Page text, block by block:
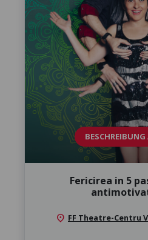
Fericirea in 5
location_on FF Theatre-Centru